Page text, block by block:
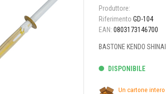
Produttore:
Riferimento GD-104
EAN: 0803173146700
BASTONE KENDO
DISPONIBILE
Un cartone